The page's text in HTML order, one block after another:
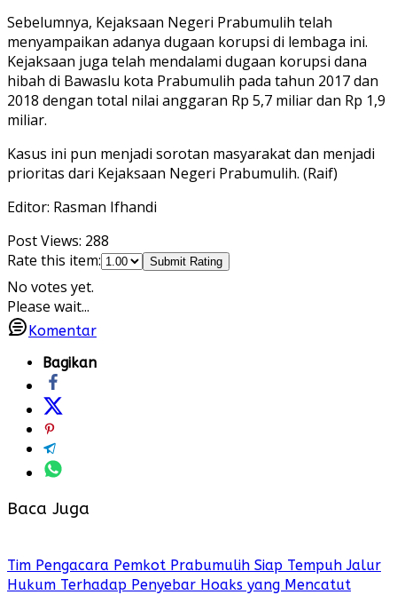
Sebelumnya, Kejaksaan Negeri Prabumulih telah
menyampaikan adanya dugaan korupsi di lembaga ini.
Kejaksaan juga telah mendalami dugaan korupsi dana
hibah di Bawaslu kota Prabumulih pada tahun 2017 dan
2018 dengan total nilai anggaran Rp 5,7 miliar dan Rp 1,9
miliar.
Kasus ini pun menjadi sorotan masyarakat dan menjadi
prioritas dari Kejaksaan Negeri Prabumulih. (Raif)
Editor: Rasman Ifhandi
Post Views: 288
Rate this item:
Submit Rating
No votes yet.
Please wait...
Komentar
Bagikan
Baca Juga
Tim Pengacara Pemkot Prabumulih Siap Tempuh Jalur
Hukum Terhadap Penyebar Hoaks yang Mencatut